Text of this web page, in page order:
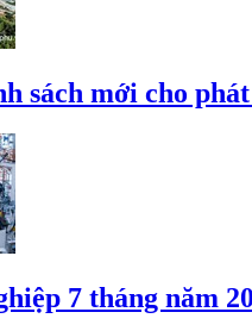
sách mới cho
7 tháng năm